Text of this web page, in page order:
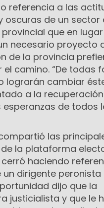
referencia a las
oscuras de un sector
que en
necesario proyecto
de la provincia
el camino. “De todas
lograrán cambiar
a la
esperanzas de todos
las
la plataforma
haciendo
dirigente peronista
dijo que la
justicialista y que le